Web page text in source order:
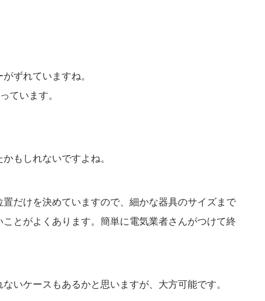
ずれていますね。
ています。
もしれないですよね。
だけを決めていますので、細かな器具のサイズまで
とがよくあります。簡単に電気業者さんがつけて終
いケースもあるかと思いますが、大方可能です。